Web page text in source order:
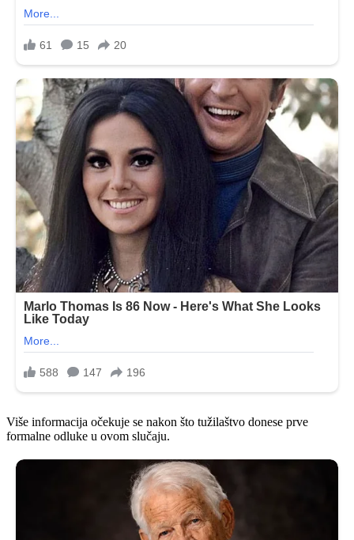
Više informacija očekuje se nakon što tužilaštvo donese prve
formalne odluke u ovom slučaju.